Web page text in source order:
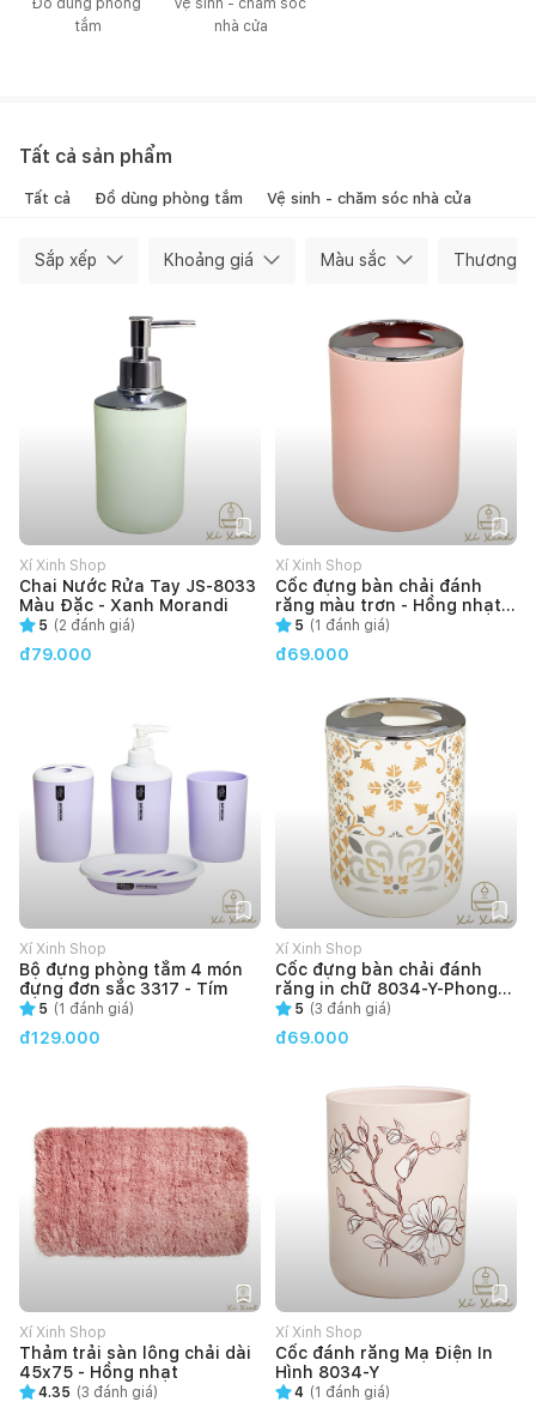
Đồ dùng phòng
tắm
Vệ sinh - chăm sóc
nhà cửa
Tất cả sản phẩm
Tất cả Đồ dùng phòng tắm Vệ sinh - chăm sóc nhà cửa
Sắp xếp Khoảng giá Màu sắc Thương
Xí Xinh Shop
Chai Nước Rửa Tay JS-8033
Màu Đặc - Xanh Morandi
5 (2 đánh giá)
đ79.000
Xí Xinh Shop
Cốc đựng bàn chải đánh
răng màu trơn - Hồng nhạt
JS-8033
5 (1 đánh giá)
đ69.000
Xí Xinh Shop
Bộ đựng phòng tắm 4 món
đựng đơn sắc 3317 - Tím
5 (1 đánh giá)
đ129.000
Xí Xinh Shop
Cốc đựng bàn chải đánh
răng in chữ 8034-Y-Phong
cách dân tộc
5 (3 đánh giá)
đ69.000
Xí Xinh Shop
Thảm trải sàn lông chải dài
45x75 - Hồng nhạt
4.35 (3 đánh giá)
Xí Xinh Shop
Cốc đánh răng Mạ Điện In
Hình 8034-Y
4 (1 đánh giá)